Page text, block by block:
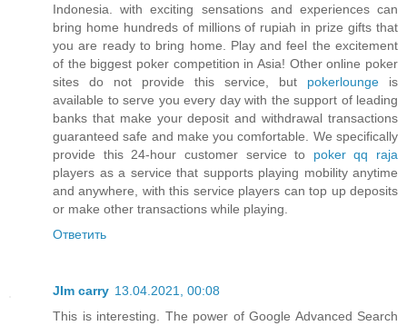
Indonesia. with exciting sensations and experiences can
bring home hundreds of millions of rupiah in prize gifts that
you are ready to bring home. Play and feel the excitement
of the biggest poker competition in Asia! Other online poker
sites do not provide this service, but pokerlounge is
available to serve you every day with the support of leading
banks that make your deposit and withdrawal transactions
guaranteed safe and make you comfortable. We specifically
provide this 24-hour customer service to poker qq raja
players as a service that supports playing mobility anytime
and anywhere, with this service players can top up deposits
or make other transactions while playing.
Ответить
JIm carry 13.04.2021, 00:08
This is interesting. The power of Google Advanced Search